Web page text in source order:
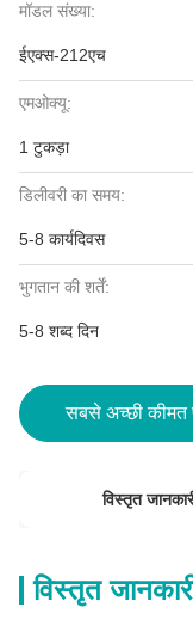
मॉडल संख्या:
ईएक्स-212एच
एमओक्यू:
1 टुकड़ा
डिलीवरी का समय:
5-8 कार्यदिवस
भुगतान की शर्तें:
5-8 शब्द दिन
सबसे अच्छी कीमत
विस्तृत
विस्तृत